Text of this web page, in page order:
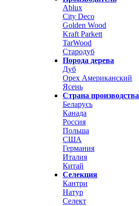
Ablux
City Deco
Golden Wood
Kraft Parkett
TarWood
Стародуб
Порода дерева
Дуб
Орех Американский
Ясень
Страна производства
Беларусь
Канада
Россия
Польша
США
Германия
Италия
Китай
Селекция
Кантри
Натур
Селект